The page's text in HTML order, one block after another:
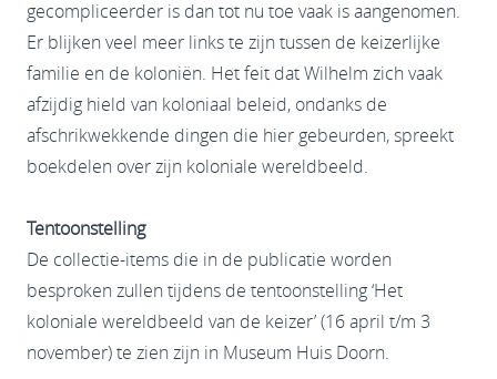
gecompliceerder is dan tot nu toe vaak is aangenomen.
Er blijken veel meer links te zijn tussen de keizerlijke
familie en de koloniën. Het feit dat Wilhelm zich vaak
afzijdig hield van koloniaal beleid, ondanks de
afschrikwekkende dingen die hier gebeurden, spreekt
boekdelen over zijn koloniale wereldbeeld.
Tentoonstelling
De collectie-items die in de publicatie worden
besproken zullen tijdens de tentoonstelling ‘Het
koloniale wereldbeeld van de keizer’ (16 april t/m 3
november) te zien zijn in Museum Huis Doorn.